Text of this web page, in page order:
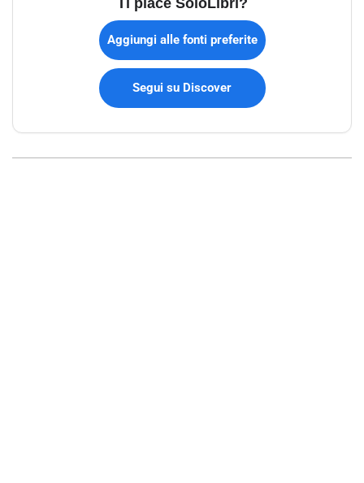
Aggiungi alle fonti preferite
Segui su Discover